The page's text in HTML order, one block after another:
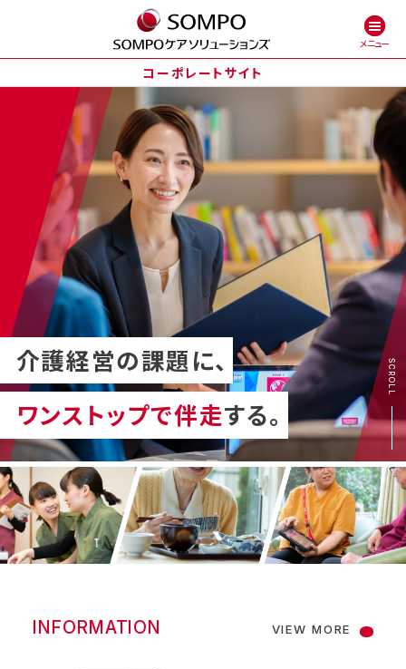
コーポレートサイト
会社情報
事業概要
ソリューション
導入事例
採用情報
受付時間 9:00-18:00（土・日・祝日・年末年始を除
介護経営の課題に、
ワンストップで伴走する。
SCROLL
INFORMATION VIEW MORE